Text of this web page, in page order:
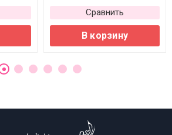
Сравнить
В корзину